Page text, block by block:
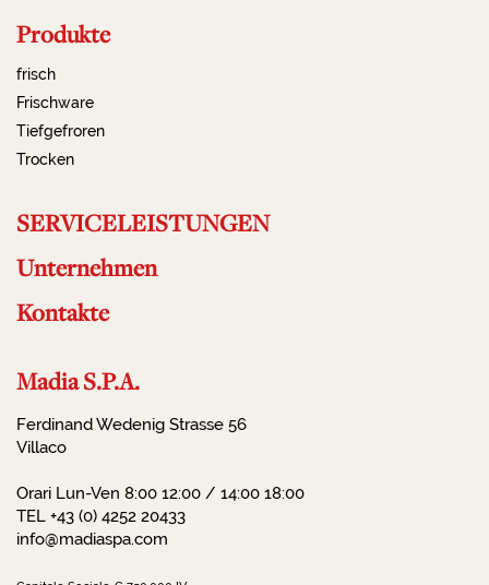
Produkte
frisch
Frischware
Tiefgefroren
Trocken
SERVICELEISTUNGEN
Unternehmen
Kontakte
Madia S.P.A.
Ferdinand Wedenig Strasse 56
Villaco
Orari Lun-Ven 8:00 12:00 / 14:00 18:00
TEL +43 (0) 4252 20433
info@madiaspa.com